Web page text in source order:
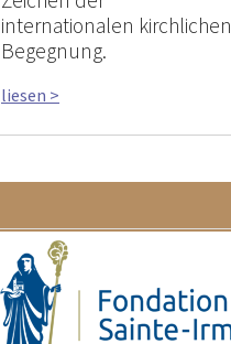
internationalen kirchlichen
Begegnung.
liesen >